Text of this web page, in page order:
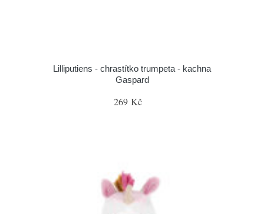
Lilliputiens - chrastítko trumpeta - kachna
Gaspard
269 Kč